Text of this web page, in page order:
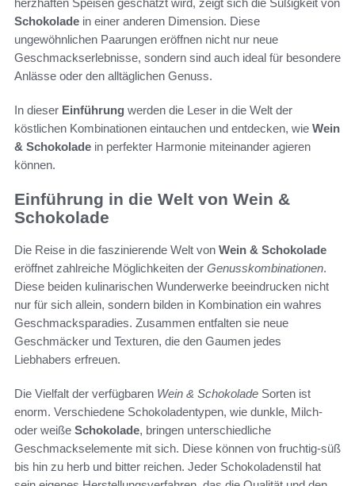
herzhaften Speisen geschätzt wird, zeigt sich die Süßigkeit von
Schokolade in einer anderen Dimension. Diese
ungewöhnlichen Paarungen eröffnen nicht nur neue
Geschmackserlebnisse, sondern sind auch ideal für besondere
Anlässe oder den alltäglichen Genuss.
In dieser Einführung werden die Leser in die Welt der
köstlichen Kombinationen eintauchen und entdecken, wie Wein
& Schokolade in perfekter Harmonie miteinander agieren
können.
Einführung in die Welt von Wein &
Schokolade
Die Reise in die faszinierende Welt von Wein & Schokolade
eröffnet zahlreiche Möglichkeiten der Genusskombinationen.
Diese beiden kulinarischen Wunderwerke beeindrucken nicht
nur für sich allein, sondern bilden in Kombination ein wahres
Geschmacksparadies. Zusammen entfalten sie neue
Geschmäcker und Texturen, die den Gaumen jedes
Liebhabers erfreuen.
Die Vielfalt der verfügbaren Wein & Schokolade Sorten ist
enorm. Verschiedene Schokoladentypen, wie dunkle, Milch-
oder weiße Schokolade, bringen unterschiedliche
Geschmackselemente mit sich. Diese können von fruchtig-süß
bis hin zu herb und bitter reichen. Jeder Schokoladenstil hat